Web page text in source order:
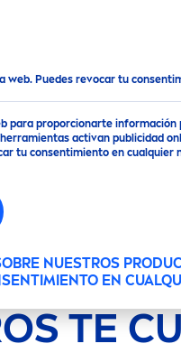
Puedes revocar tu
para proporcionarte
activan publicidad
tu consentimiento en cualquier
NUESTROS
EN
TE